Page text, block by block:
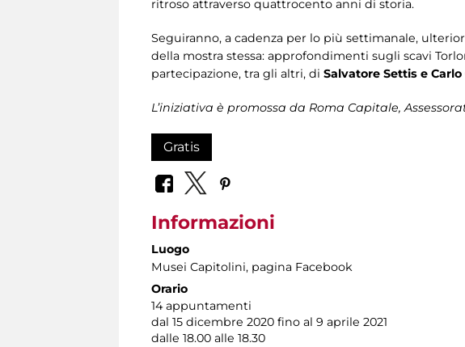
ritroso attraverso quattrocento anni di storia.
Seguiranno, a cadenza per lo più settimanale,
della mostra stessa: approfondimenti sugli scavi
partecipazione, tra gli altri, di Salvatore Settis e
L’iniziativa è promossa da Roma Capitale,
Gratis
Informazioni
Luogo
Musei Capitolini, pagina Facebook
Orario
14 appuntamenti
dal 15 dicembre 2020 fino al 9 aprile 2021
dalle 18.00 alle 18.30